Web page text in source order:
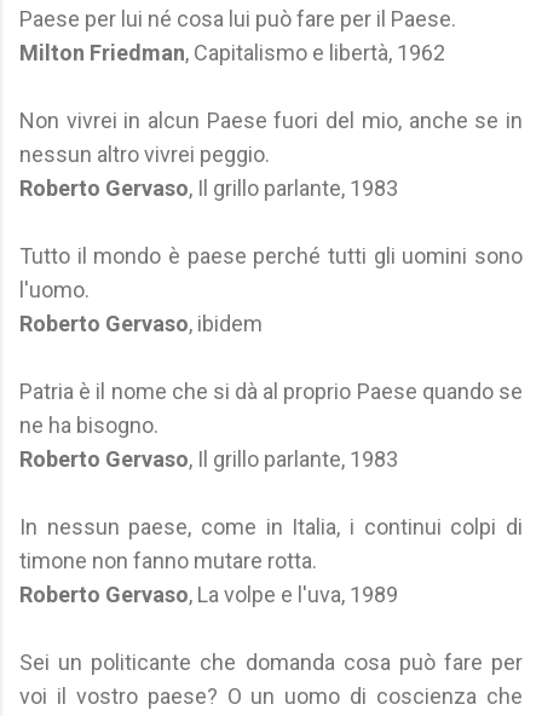
Paese per lui né cosa lui può fare per il Paese.
Milton Friedman, Capitalismo e libertà, 1962
Non vivrei in alcun Paese fuori del mio, anche se in
nessun altro vivrei peggio.
Roberto Gervaso, Il grillo parlante, 1983
Tutto il mondo è paese perché tutti gli uomini sono
l'uomo.
Roberto Gervaso, ibidem
Patria è il nome che si dà al proprio Paese quando se
ne ha bisogno.
Roberto Gervaso, Il grillo parlante, 1983
In nessun paese, come in Italia, i continui colpi di
timone non fanno mutare rotta.
Roberto Gervaso, La volpe e l'uva, 1989
Sei un politicante che domanda cosa può fare per
voi il vostro paese? O un uomo di coscienza che